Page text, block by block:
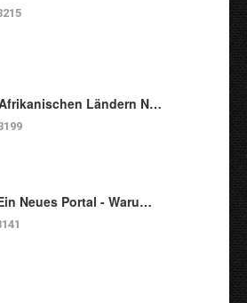
Ländern N…
Neues Portal - Waru…